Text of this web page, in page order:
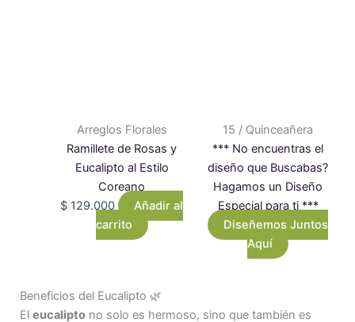
Arreglos Florales
Ramillete de Rosas y
Eucalipto al Estilo
Coreano
$ 129.000
Añadir al
carrito
15 / Quinceañera
*** No encuentras el
diseño que Buscabas?
Hagamos un Diseño
Especial para ti ***
Diseñemos Juntos
Aquí
Beneficios del Eucalipto 🌿
El eucalipto no solo es hermoso, sino que también es